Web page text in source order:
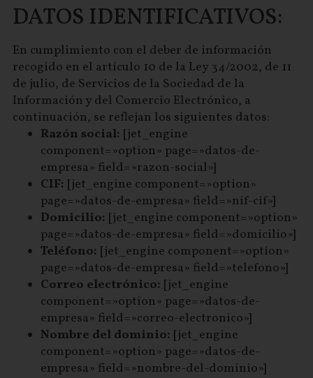
DATOS IDENTIFICATIVOS:
En cumplimiento con el deber de información
recogido en el artículo 10 de la Ley 34/2002, de 11
de julio, de Servicios de la Sociedad de la
Información y del Comercio Electrónico, a
continuación, se reflejan los siguientes datos:
Razón social: [jet_engine
component=»option» page=»datos-de-
empresa» field=»razon-social»]
CIF: [jet_engine component=»option»
page=»datos-de-empresa» field=»nif-cif»]
Domicilio: [jet_engine component=»option»
page=»datos-de-empresa» field=»domicilio»]
Teléfono: [jet_engine component=»option»
page=»datos-de-empresa» field=»telefono»]
Correo electrónico: [jet_engine
component=»option» page=»datos-de-
empresa» field=»correo-electronico»]
Nombre del dominio: [jet_engine
component=»option» page=»datos-de-
empresa» field=»nombre-del-dominio»]